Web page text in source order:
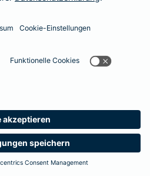
Produkte
Barmenia
interessieren